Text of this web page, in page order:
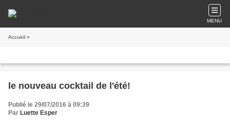
MENU
Accueil »
le nouveau cocktail de l'été!
Publié le 29/07/2016 à 09:39
Par Luette Esper